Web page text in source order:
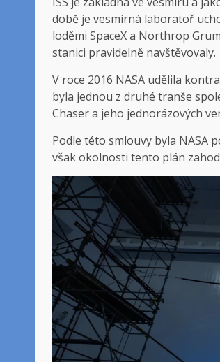
době je vesmírná laboratoř
loděmi SpaceX a Northrop
stanici pravidelně navštěvovaly.
V roce 2016 NASA udělila
byla jednou z druhé tranše
Chaser a jeho jednorázových
Podle této smlouvy byla NASA
však okolnosti tento plán